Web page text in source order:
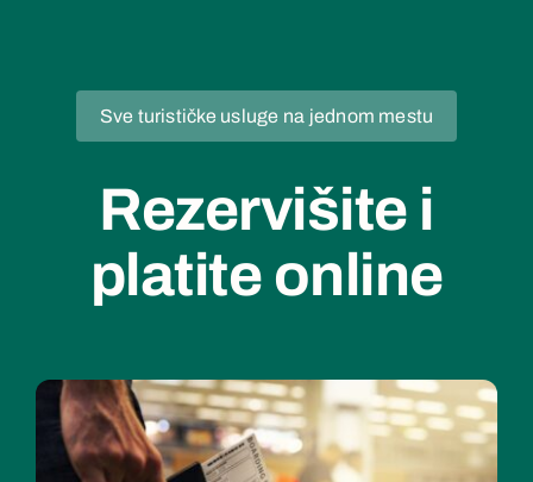
Sve turističke usluge na jednom mestu
Rezervišite i
platite online